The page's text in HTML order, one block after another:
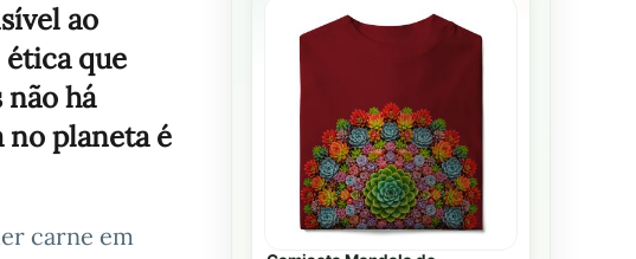
ao
que
há
no planeta é
carne em